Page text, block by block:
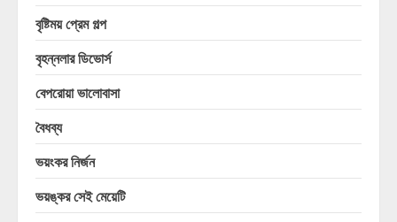
বৃষ্টিময় প্রেম গল্প
বৃহন্নলার ডিভোর্স
বেপরোয়া ভালোবাসা
বৈধব্য
ভয়ংকর নির্জন
ভয়ঙ্কর সেই মেয়েটি